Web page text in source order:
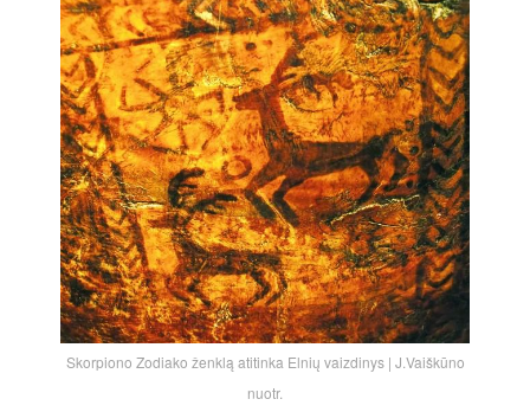
Skorpiono Zodiako ženklą atitinka Elnių vaizdinys | J.Vaiškūno
nuotr.